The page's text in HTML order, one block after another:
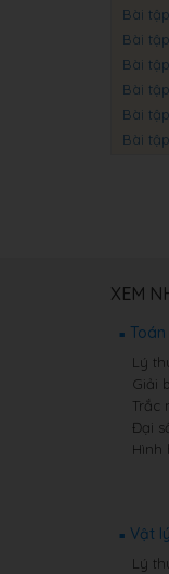
Bài
Bài
Bài
Bài
Bài
Bài
XEM
Toán
Lý
Giải
Trắc
Đại
Hình
Vật
Lý